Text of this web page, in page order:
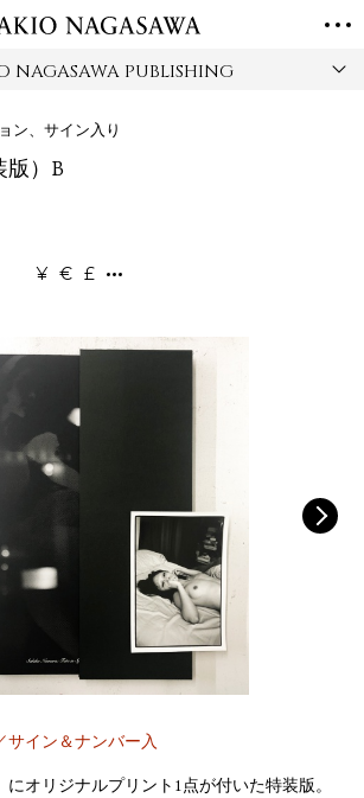
NAGASAWA PUBLISHING
ン、サイン入り
版）B
¥ € £
サイン＆ナンバー入
にオリジナルプリント1点が付いた特装版。